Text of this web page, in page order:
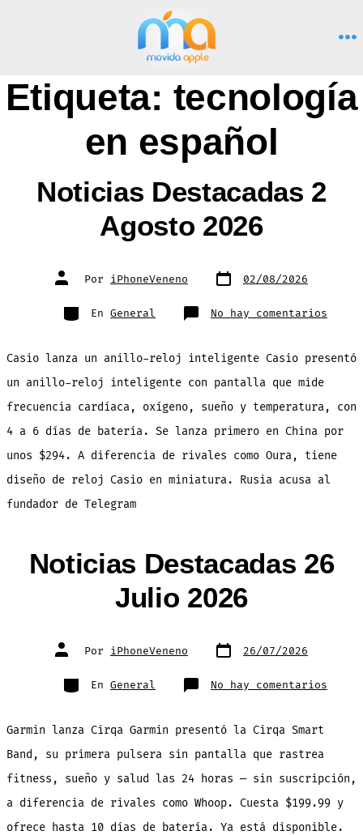
Etiqueta: tecnología
en español
Noticias Destacadas 2
Agosto 2026
Autor
de Por iPhoneVeneno Fecha
de 02/08/2026
Categorías
En General No hay comentarios
2026
Casio lanza un anillo-reloj inteligente Casio presentó
un anillo-reloj inteligente con pantalla que mide
frecuencia cardíaca, oxígeno, sueño y temperatura, con
4 a 6 días de batería. Se lanza primero en China por
unos $294. A diferencia de rivales como Oura, tiene
diseño de reloj Casio en miniatura. Rusia acusa al
fundador de Telegram
Noticias Destacadas 26
Julio 2026
Autor
de Por iPhoneVeneno Fecha
de 26/07/2026
Categorías
En General No hay comentarios
Garmin lanza Cirqa Garmin presentó la Cirqa Smart
Band, su primera pulsera sin pantalla que rastrea
fitness, sueño y salud las 24 horas — sin suscripción,
a diferencia de rivales como Whoop. Cuesta $199.99 y
ofrece hasta 10 días de batería. Ya está disponible.